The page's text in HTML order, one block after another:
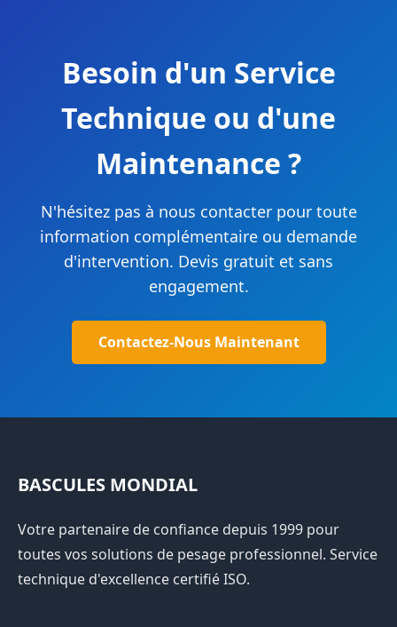
Besoin d'un Service
Technique ou d'une
Maintenance ?
N'hésitez pas à nous contacter pour toute
information complémentaire ou demande
d'intervention. Devis gratuit et sans
engagement.
Contactez-Nous Maintenant
BASCULES MONDIAL
Votre partenaire de confiance depuis 1999 pour
toutes vos solutions de pesage professionnel. Service
technique d'excellence certifié ISO.